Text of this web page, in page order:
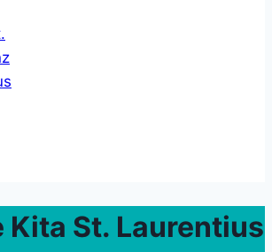
Kita St. Laurentius